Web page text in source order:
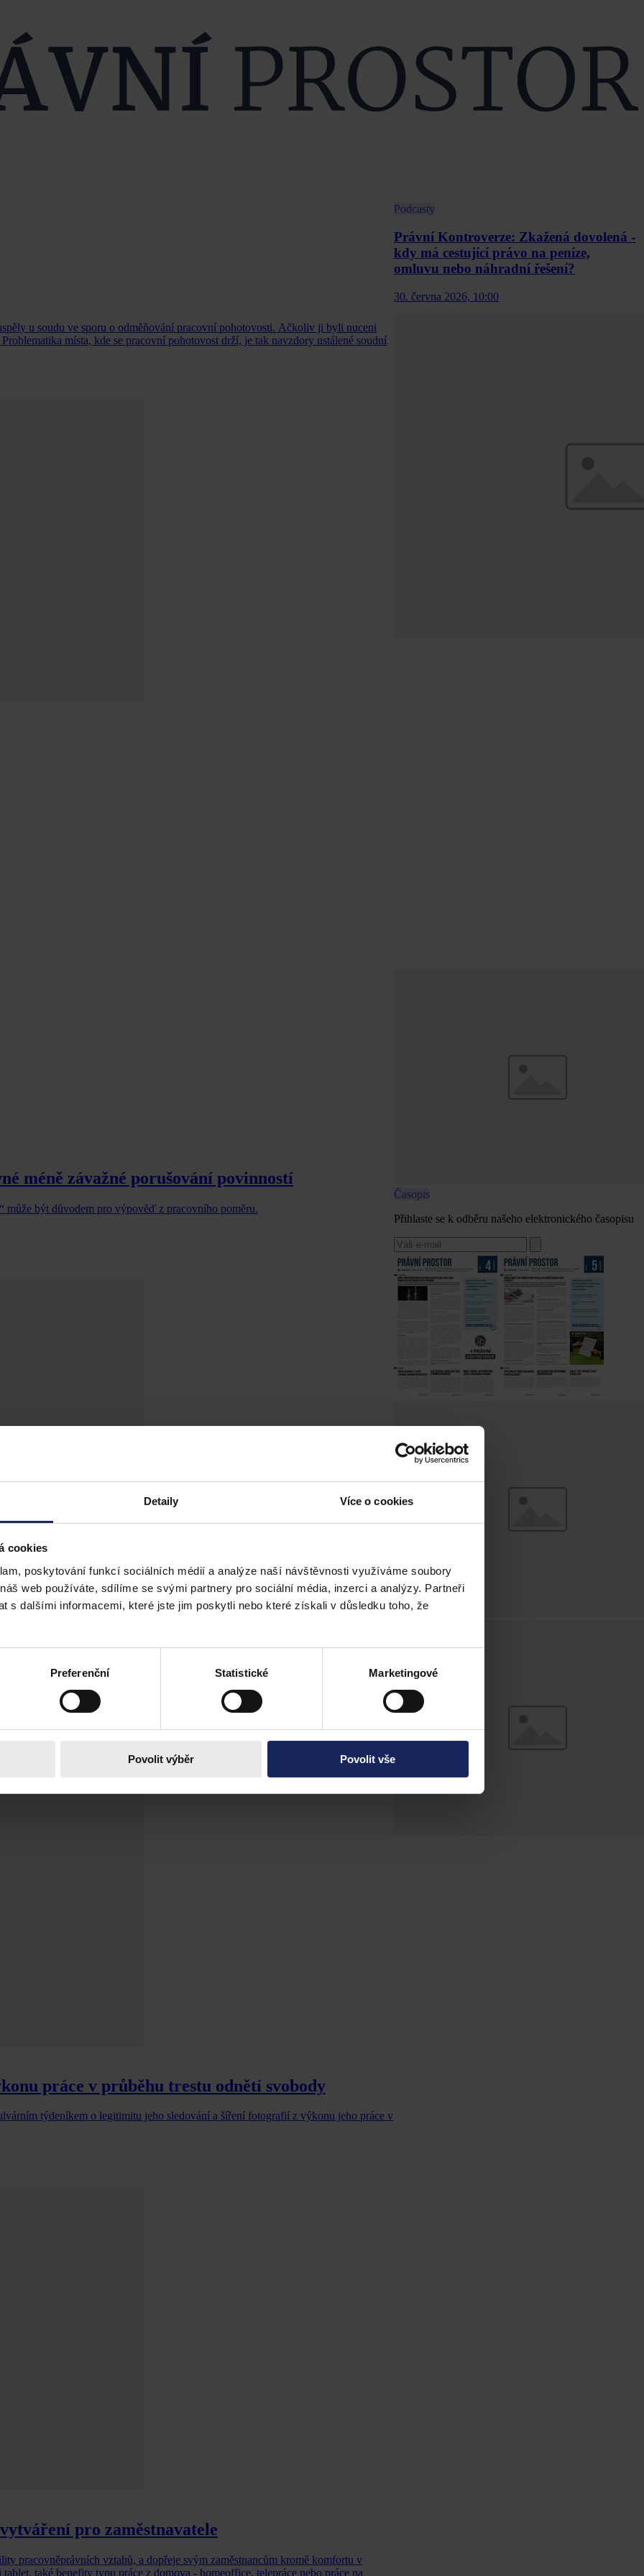
Detaily Více o cookies
cookies
poskytování funkcí sociálních médií a analýze naší návštěvnosti využíváme soubory
web používáte, sdílíme se svými partnery pro sociální média, inzerci a analýzy. Partneři
s dalšími informacemi, které jste jim poskytli nebo které získali v důsledku toho, že
Preferenční Statistické Marketingové
Povolit výběr Povolit vše
u soudu ve sporu o odměňování pracovní pohotovosti. Ačkoliv ji byli nuceni
místa, kde se pracovní pohotovost drží, je tak navzdory ustálené soudní
méně závažné porušování povinností
může být důvodem pro výpověď z pracovního poměru.
zvlášť hrubé porušení povinnosti
zvlášť hrubé porušení povinnosti ze strany zaměstnance.
práce v průběhu trestu odnětí svobody
týdeníkem o legitimitu jeho sledování a šíření fotografií z výkonu jeho práce v
pro zaměstnavatele
pracovněprávních vztahů, a dopřeje svým zaměstnancům kromě komfortu v
také benefity typu práce z domova - homeoffice, telepráce nebo práce na
Podcasty
Právní Kontroverze: Zkažená dovolená -
kdy má cestující právo na peníze,
omluvu nebo náhradní řešení?
30. června 2026, 10:00
Časopis
Přihlaste se k odběru našeho elektronického časopisu